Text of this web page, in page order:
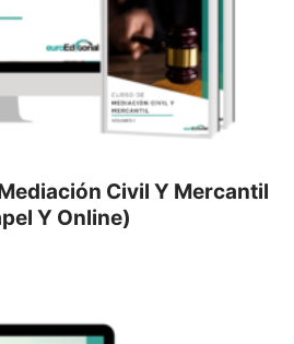
Civil Y Mercantil
Y Online)